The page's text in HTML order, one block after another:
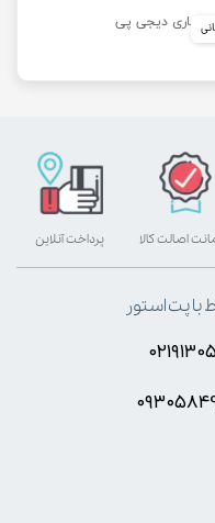
پرداخت آنلاین اصالت کالا
با پت استور